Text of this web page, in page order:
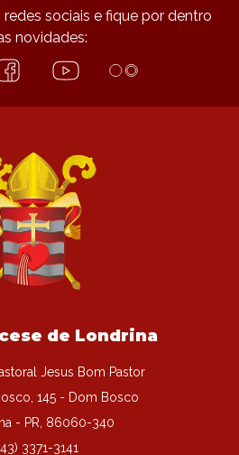
sociais e fique por dentro
novidades:
de Londrina
Jesus Bom Pastor
145 - Dom Bosco
- PR, 86060-340
3371-3141